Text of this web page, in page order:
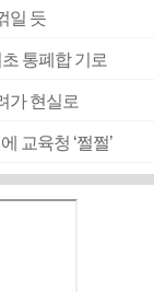
일 듯
통폐합 기로
가 현실로
교육청 ‘쩔쩔’